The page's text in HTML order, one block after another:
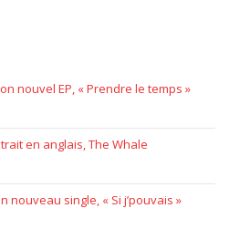
nouvel EP, « Prendre le temps »
en anglais, The Whale
nouveau single, « Si j’pouvais »